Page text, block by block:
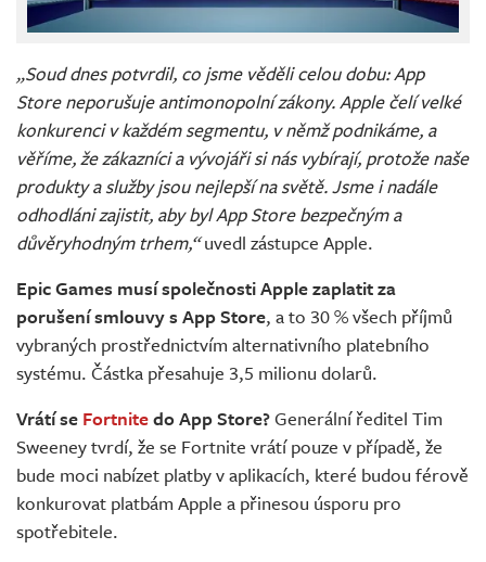
„Soud dnes potvrdil, co jsme věděli celou dobu: App
Store neporušuje antimonopolní zákony. Apple čelí velké
konkurenci v každém segmentu, v němž podnikáme, a
věříme, že zákazníci a vývojáři si nás vybírají, protože naše
produkty a služby jsou nejlepší na světě. Jsme i nadále
odhodláni zajistit, aby byl App Store bezpečným a
důvěryhodným trhem,“uvedl zástupce Apple.
Epic Games musí společnosti Apple zaplatit za
porušení smlouvy s App Store, a to 30 % všech příjmů
vybraných prostřednictvím alternativního platebního
systému. Částka přesahuje 3,5 milionu dolarů.
Vrátí se Fortnitedo App Store?Generální ředitel Tim
Sweeney tvrdí, že se Fortnite vrátí pouze v případě, že
bude moci nabízet platby v aplikacích, které budou férově
konkurovat platbám Apple a přinesou úsporu pro
spotřebitele.